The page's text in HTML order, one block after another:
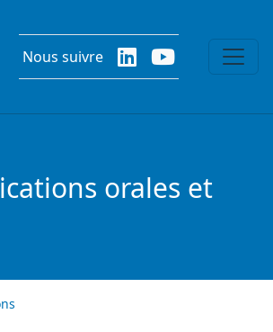
Nous suivre
orales et